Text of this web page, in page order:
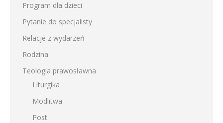
Program dla dzieci
Pytanie do specjalisty
Relacje z wydarzeń
Rodzina
Teologia prawosławna
Liturgika
Modlitwa
Post